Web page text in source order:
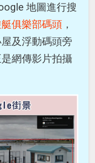
地圖進行搜
俱樂部碼頭 ，
及浮動碼頭旁
網傳影片拍攝